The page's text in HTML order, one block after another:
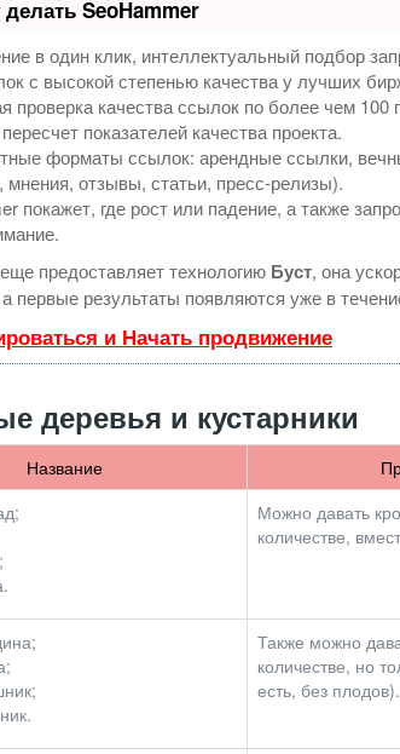
SeoHammer
в один клик, интеллектуальный подбор
с высокой степенью качества у лучших
проверка качества ссылок по более чем 100
показателей качества проекта.
форматы ссылок: арендные ссылки,
мнения, отзывы, статьи, пресс-релизы).
покажет, где рост или падение, а также
предоставляет технологию Буст, она
первые результаты появляются уже в
и Начать продвижение
деревья и кустарники
Название
Можно давать
количестве,
Также можно
количестве, но
есть, без плодов).